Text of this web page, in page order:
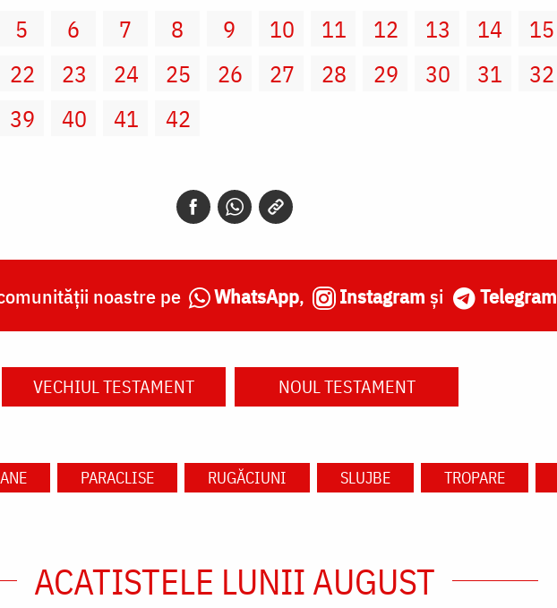
5 6 7 8 9 10 11 12 13 14 15
22 23 24 25 26 27 28 29 30 31 32
39 40 41 42
noastre pe WhatsApp, Instagram și Telegram
VECHIUL TESTAMENT NOUL TESTAMENT
PARACLISE RUGĂCIUNI SLUJBE TROPARE
ACATISTELE LUNII AUGUST